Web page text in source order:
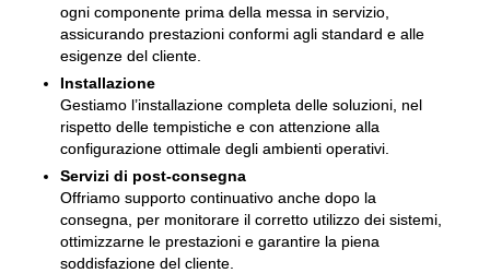
ogni componente prima della messa in servizio,
assicurando prestazioni conformi agli standard e alle
esigenze del cliente.
Installazione
Gestiamo l’installazione completa delle soluzioni, nel
rispetto delle tempistiche e con attenzione alla
configurazione ottimale degli ambienti operativi.
Servizi di post-consegna
Offriamo supporto continuativo anche dopo la
consegna, per monitorare il corretto utilizzo dei sistemi,
ottimizzarne le prestazioni e garantire la piena
soddisfazione del cliente.